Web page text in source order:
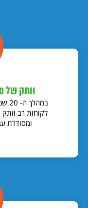
וותק של 20 שנה בפריסה ארצית
לקוחות רב וותק
ומסודרת